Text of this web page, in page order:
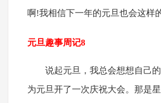
啊!我相信下一年的元旦也会这样的
元旦趣事周记8
说起元旦，我总会想想自己
为元旦开了一次庆祝大会。那是